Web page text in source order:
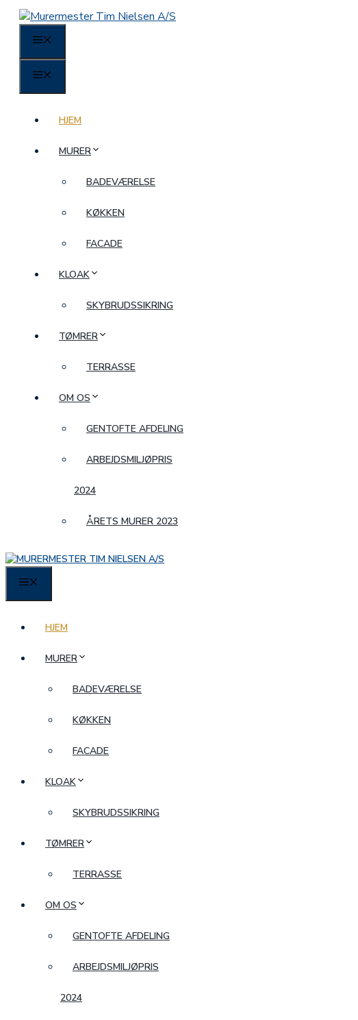
Hop
indhold
HJEM
MURER
BADEVÆRELSE
KØKKEN
FACADE
KLOAK
SKYBRUDSSIKRING
TØMRER
TERRASSE
OM OS
GENTOFTE AFDELING
ARBEJDSMILJØPRIS
2024
ÅRETS MURER 2023
HJEM
MURER
BADEVÆRELSE
KØKKEN
FACADE
KLOAK
SKYBRUDSSIKRING
TØMRER
TERRASSE
OM OS
GENTOFTE AFDELING
ARBEJDSMILJØPRIS
2024